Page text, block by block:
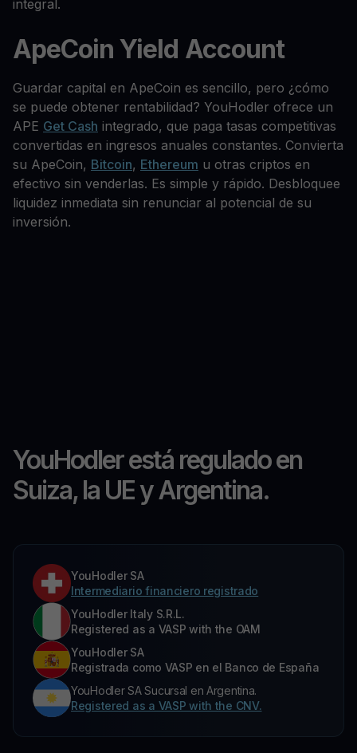
integral.
ApeCoin Yield Account
Guardar capital en ApeCoin es sencillo, pero ¿cómo
se puede obtener rentabilidad? YouHodler ofrece un
APE Get Cash integrado, que paga tasas competitivas
convertidas en ingresos anuales constantes. Convierta
su ApeCoin, Bitcoin, Ethereum u otras criptos en
efectivo sin venderlas. Es simple y rápido. Desbloquee
liquidez inmediata sin renunciar al potencial de su
inversión.
YouHodler está regulado en
Suiza, la UE y Argentina.
YouHodler SA
Intermediario financiero registrado
YouHodler Italy S.R.L.
Registered as a VASP with the OAM
YouHodler SA
Registrada como VASP en el Banco de España
YouHodler SA Sucursal en Argentina.
Registered as a VASP with the CNV.